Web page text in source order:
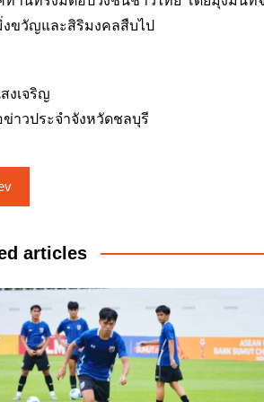
งขวัญและสิริมงคลสืบไป
งเจริญ
าวประจำจังหวัดชลบุรี
แนว
articles